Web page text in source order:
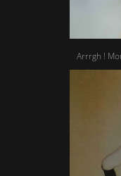
Arrrgh !